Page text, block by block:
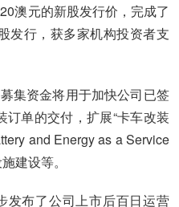
澳元的新股发行价，完成了
发行，获多家机构投资者支
集资金将用于加快公司已签
单的交付，扩展“卡车改装
and Energy as a Service
建设等。
发布了公司上市后百日运营